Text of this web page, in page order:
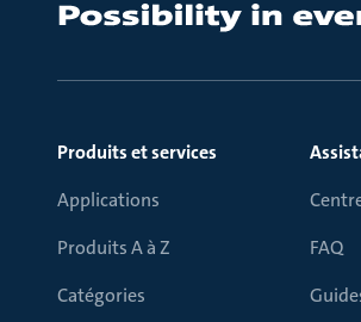
Produits et services
Applications
Produits A à Z
Catégories
FAQ